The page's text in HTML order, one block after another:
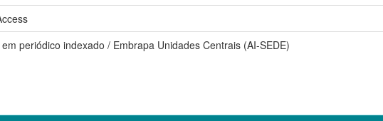
periódico indexado / Embrapa Unidades Centrais (AI-SEDE)